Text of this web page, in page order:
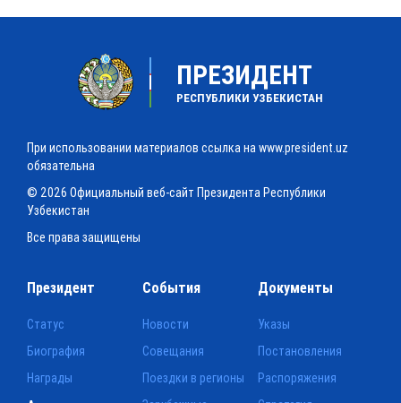
ПРЕЗИДЕНТ
РЕСПУБЛИКИ УЗБЕКИСТАН
При использовании материалов ссылка на www.president.uz
обязательна
© 2026 Официальный веб-сайт Президента Республики
Узбекистан
Все права защищены
Президент
Статус
Биография
Награды
События
Новости
Совещания
Поездки в регионы
Документы
Указы
Постановления
Распоряжения